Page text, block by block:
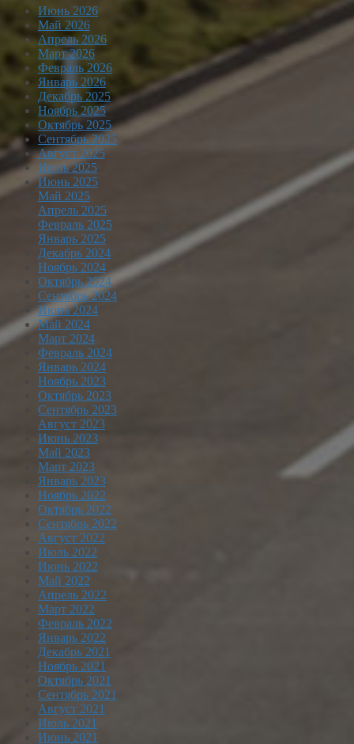
Июнь 2026
Май 2026
Апрель 2026
Март 2026
Февраль 2026
Январь 2026
Декабрь 2025
Ноябрь 2025
Октябрь 2025
Сентябрь 2025
Август 2025
Июль 2025
Июнь 2025
Май 2025
Апрель 2025
Февраль 2025
Январь 2025
Декабрь 2024
Ноябрь 2024
Октябрь 2024
Сентябрь 2024
Июнь 2024
Май 2024
Март 2024
Февраль 2024
Январь 2024
Ноябрь 2023
Октябрь 2023
Сентябрь 2023
Август 2023
Июнь 2023
Май 2023
Март 2023
Январь 2023
Ноябрь 2022
Октябрь 2022
Сентябрь 2022
Август 2022
Июль 2022
Июнь 2022
Май 2022
Апрель 2022
Март 2022
Февраль 2022
Январь 2022
Декабрь 2021
Ноябрь 2021
Октябрь 2021
Сентябрь 2021
Август 2021
Июль 2021
Июнь 2021